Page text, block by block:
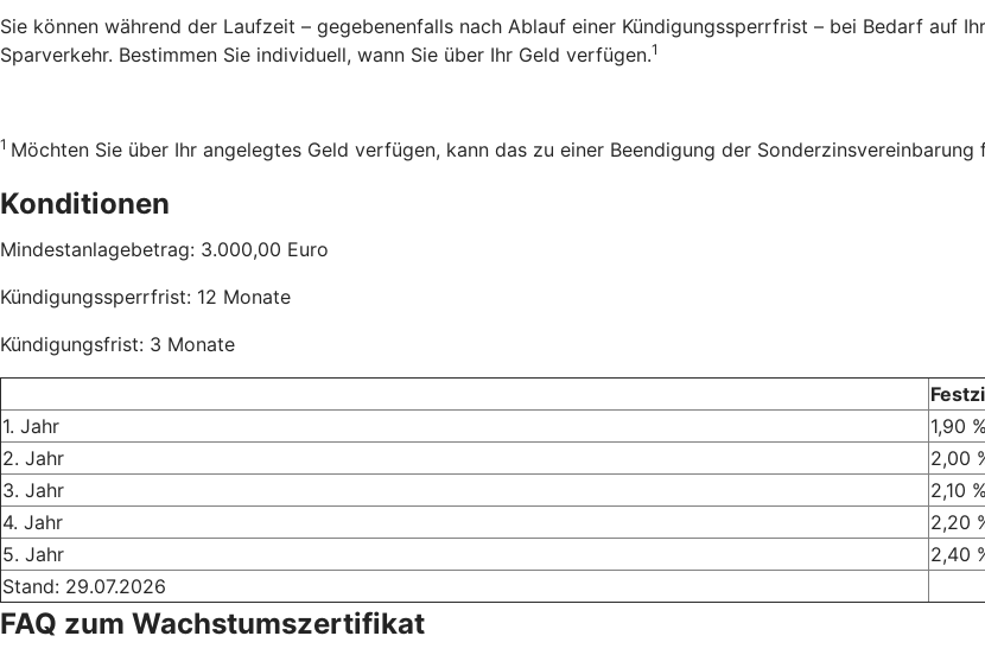
Sie können während der Laufzeit – gegebenenfalls nach Ablauf einer Kündigungssperrfrist – bei Bedarf auf
Sparverkehr. Bestimmen Sie individuell, wann Sie über Ihr Geld verfügen.1
1 Möchten Sie über Ihr angelegtes Geld verfügen, kann das zu einer Beendigung der Sonderzinsvereinbarung
Konditionen
Mindestanlagebetrag: 3.000,00 Euro
Kündigungssperrfrist: 12 Monate
Kündigungsfrist: 3 Monate
1. Jahr
1,90 %
2. Jahr
2,00
3. Jahr
2,10 %
4. Jahr
2,20
5. Jahr
2,40
Stand: 29.07.2026
FAQ zum Wachstumszertifikat